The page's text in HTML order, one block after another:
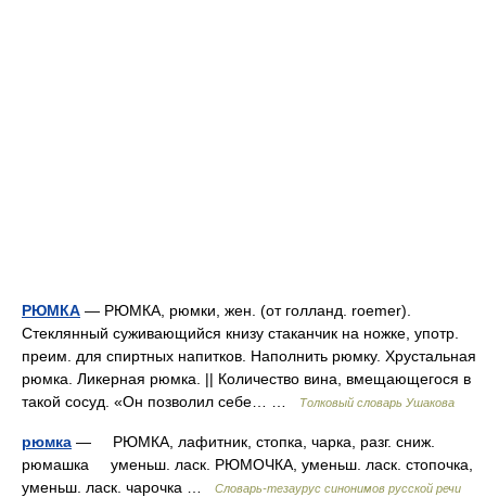
РЮМКА — РЮМКА, рюмки, жен. (от голланд. roemer).
Стеклянный суживающийся книзу стаканчик на ножке, употр.
преим. для спиртных напитков. Наполнить рюмку. Хрустальная
рюмка. Ликерная рюмка. || Количество вина, вмещающегося в
такой сосуд. «Он позволил себе… …
Толковый словарь Ушакова
рюмка — РЮМКА, лафитник, стопка, чарка, разг. сниж.
рюмашка уменьш. ласк. РЮМОЧКА, уменьш. ласк. стопочка,
уменьш. ласк. чарочка …
Словарь-тезаурус синонимов русской речи